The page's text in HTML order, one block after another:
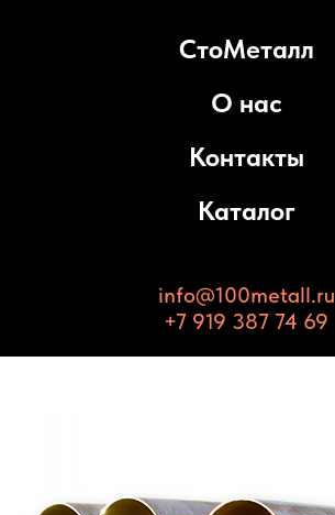
СтоМеталл
О нас
Контакты
Каталог
info@100metall.ru
+7 919 387 74 69